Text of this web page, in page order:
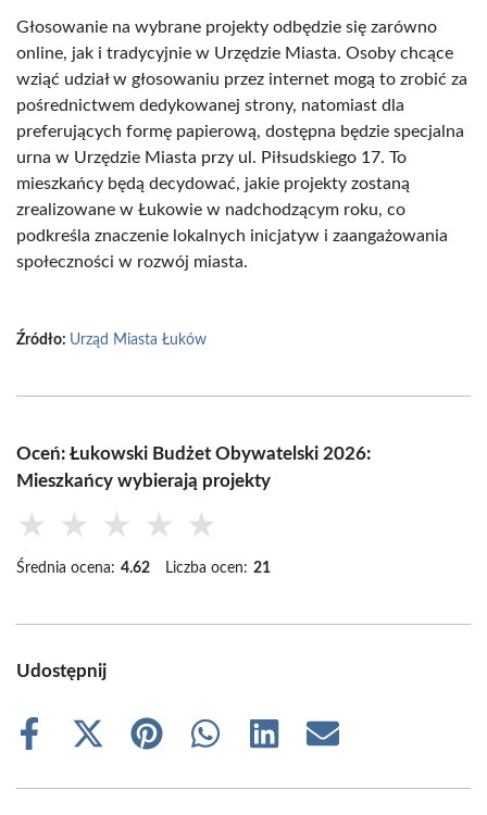
Głosowanie na wybrane projekty odbędzie się zarówno
online, jak i tradycyjnie w Urzędzie Miasta. Osoby chcące
wziąć udział w głosowaniu przez internet mogą to zrobić za
pośrednictwem dedykowanej strony, natomiast dla
preferujących formę papierową, dostępna będzie specjalna
urna w Urzędzie Miasta przy ul. Piłsudskiego 17. To
mieszkańcy będą decydować, jakie projekty zostaną
zrealizowane w Łukowie w nadchodzącym roku, co
podkreśla znaczenie lokalnych inicjatyw i zaangażowania
społeczności w rozwój miasta.
Źródło: Urząd Miasta Łuków
Oceń: Łukowski Budżet Obywatelski 2026:
Mieszkańcy wybierają projekty
★ ★ ★ ★ ★
Średnia ocena: 4.62 Liczba ocen: 21
Udostępnij
Share
Share
(Twitter)
Share
Share
Share
Share